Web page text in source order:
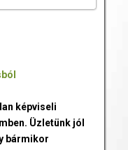
képviseli
Üzletünk jól
bármikor